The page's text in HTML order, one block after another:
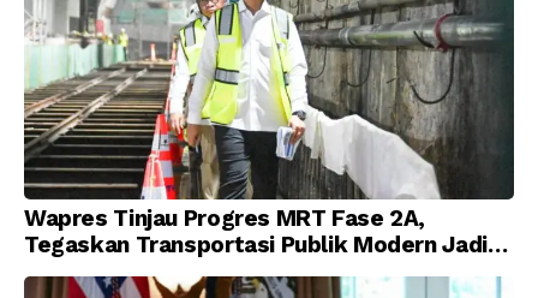
Wapres Tinjau Progres MRT Fase 2A,
Tegaskan Transportasi Publik Modern Jadi
Prioritas Nasional